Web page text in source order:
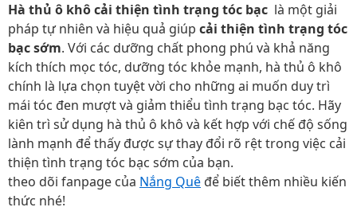
Hà thủ ô khô cải thiện tình trạng tóc bạc là một giải
pháp tự nhiên và hiệu quả giúp cải thiện tình trạng tóc
bạc sớm. Với các dưỡng chất phong phú và khả năng
kích thích mọc tóc, dưỡng tóc khỏe mạnh, hà thủ ô khô
chính là lựa chọn tuyệt vời cho những ai muốn duy trì
mái tóc đen mượt và giảm thiểu tình trạng bạc tóc. Hãy
kiên trì sử dụng hà thủ ô khô và kết hợp với chế độ sống
lành mạnh để thấy được sự thay đổi rõ rệt trong việc cải
thiện tình trạng tóc bạc sớm của bạn.
theo dõi fanpage của Nắng Quê để biết thêm nhiều kiến
thức nhé!